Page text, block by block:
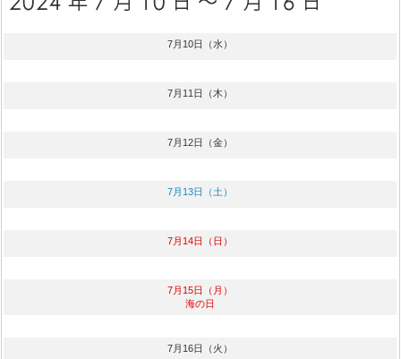
7月10日（水）
7月11日（木）
7月12日（金）
7月13日（土）
7月14日（日）
7月15日（月）
海の日
7月16日（火）